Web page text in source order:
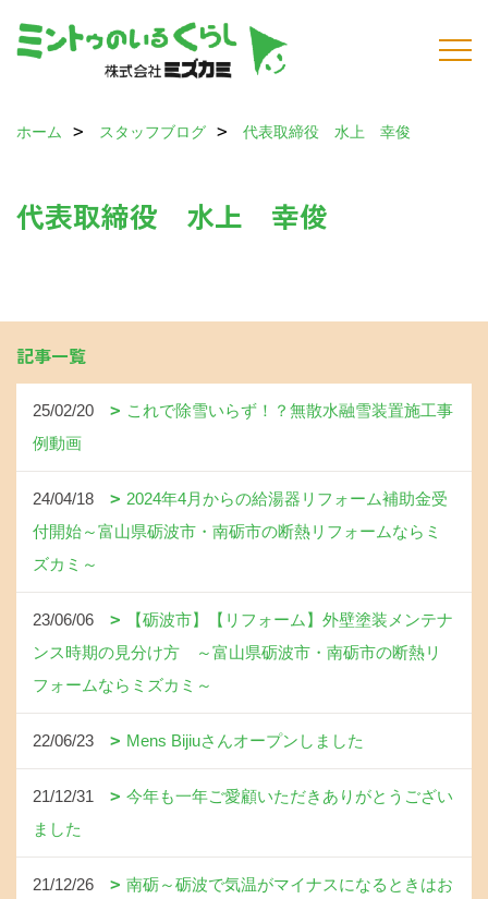
ホーム スタッフブログ 代表取締役 水上 幸俊
代表取締役 水上 幸俊
記事一覧
25/02/20
これで除雪いらず！？無散水融雪装置施工事
例動画
24/04/18
2024年4月からの給湯器リフォーム補助金受
付開始～富山県砺波市・南砺市の断熱リフォームならミ
ズカミ～
23/06/06
【砺波市】【リフォーム】外壁塗装メンテナ
ンス時期の見分け方 ～富山県砺波市・南砺市の断熱リ
フォームならミズカミ～
22/06/23 Mens Bijiuさんオープンしました
21/12/31
今年も一年ご愛顧いただきありがとうござい
ました
21/12/26
南砺～砺波で気温がマイナスになるときはお